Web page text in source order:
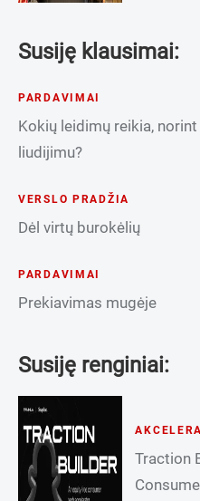
Susiję klausimai:
PARDAVIMAI
Kokių leidimų reikia,
liudijimu?
VERSLO PRADŽIA
Dėl virtų burokėlių
PARDAVIMAI
Prekiavimas mugėje
Susiję renginiai:
Traction